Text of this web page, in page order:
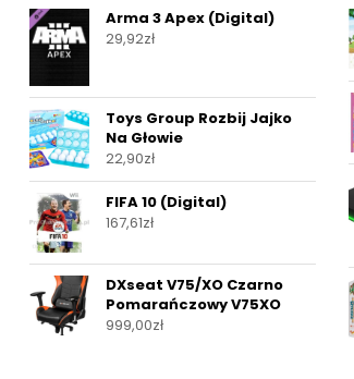
Arma 3 Apex (Digital)
29,92zł
Toys Group Rozbij Jajko
Na Głowie
22,90zł
FIFA 10 (Digital)
167,61zł
DXseat V75/XO Czarno
Pomarańczowy V75XO
999,00zł